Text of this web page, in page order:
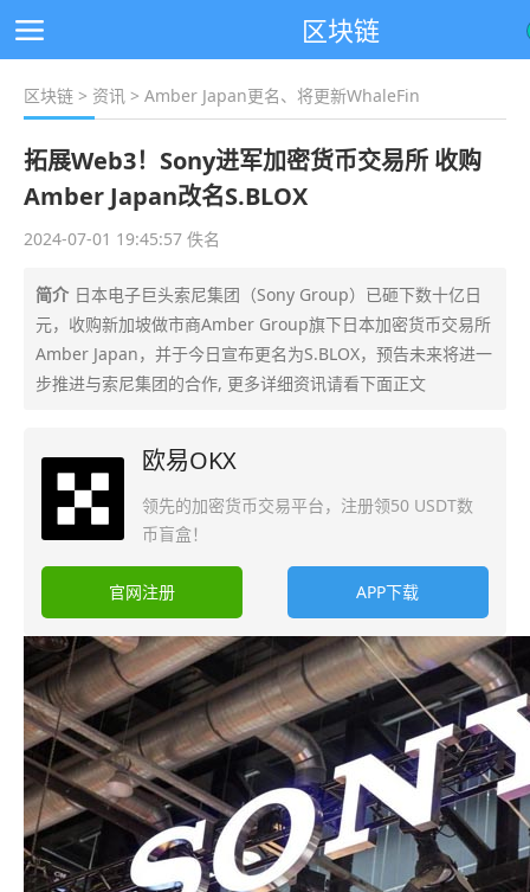
区块链
区块链 > 资讯 > Amber Japan更名、将更新WhaleFin
拓展Web3！Sony进军加密货币交易所 收购
Amber Japan改名S.BLOX
2024-07-01 19:45:57 佚名
简介 日本电子巨头索尼集团（Sony Group）已砸下数十亿日
元，收购新加坡做市商Amber Group旗下日本加密货币交易所
Amber Japan，并于今日宣布更名为S.BLOX，预告未来将进一
步推进与索尼集团的合作, 更多详细资讯请看下面正文
欧易OKX
领先的加密货币交易平台，注册领50 USDT数
币盲盒！
官网注册 APP下载